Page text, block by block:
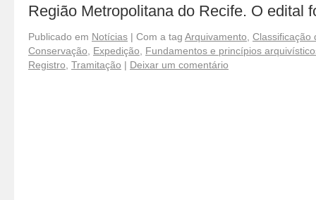
Região Metropolitana do Recife. O edital
Publicado em Notícias | Com a tag Arquivamento Classificação
Conservação
Expedição
Fundamentos e princípios
Registro Tramitação | Deixar um comentário